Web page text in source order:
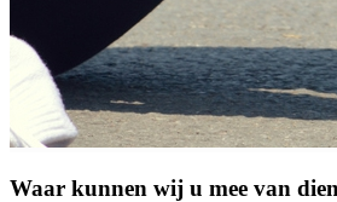
Waar kunnen wij u mee van